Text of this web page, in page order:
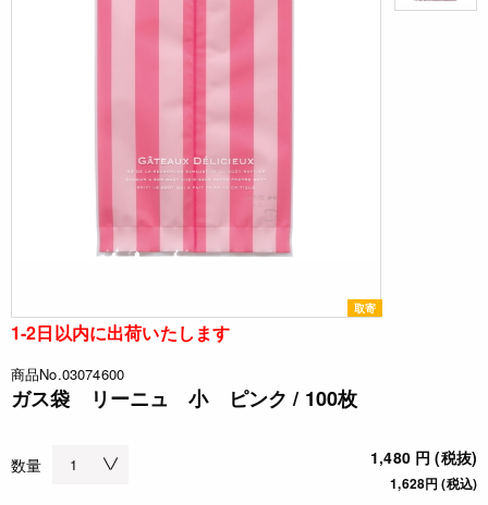
取寄
1-2日以内に出荷いたします
商品No.03074600
ガス袋 リーニュ 小 ピンク / 100枚
数量 1,480 円 (税抜)
1,628円 (税込)